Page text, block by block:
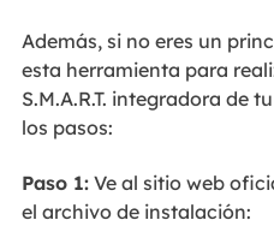
Además, si no eres un
esta herramienta para
S.M.A.R.T. integradora de
los pasos:
Paso 1:Ve al sitio web
el archivo de instalación: